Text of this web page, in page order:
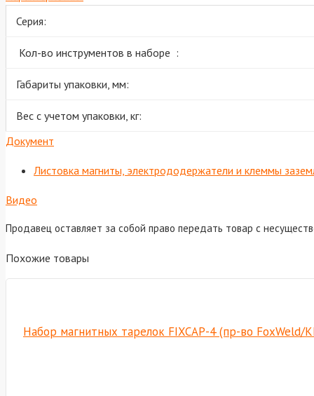
Серия:
Кол-во инструментов в наборе :
Габариты упаковки, мм:
Вес с учетом упаковки, кг:
Документ
Листовка магниты, электрододержатели и клеммы
Видео
Продавец оставляет за собой право передать товар с
Похожие товары
Набор магнитных тарелок FIXCAP-4 (пр-во FoxWeld/